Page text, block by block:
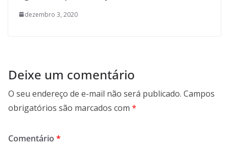
dezembro 3, 2020
Deixe um comentário
O seu endereço de e-mail não será publicado. Campos
obrigatórios são marcados com *
Comentário *